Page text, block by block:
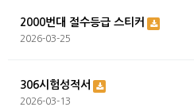
2000번대 절수등급 스티커
2026-03-25
306시험성적서
2026-03-13